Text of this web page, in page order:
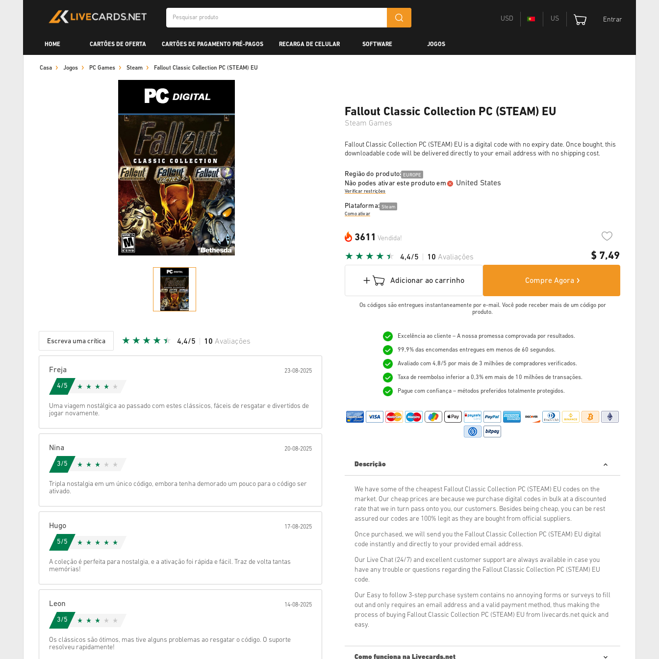
USD US Entrar
HOME CARTÕES DE OFERTA CARTÕES DE PAGAMENTO PRÉ-PAGOS RECARGA DE CELULAR SOFTWARE JOGOS
Casa Jogos PC Games Steam Fallout Classic Collection PC (STEAM) EU
Escreva uma crítica 4,4/5 10 Avaliações
Cancelar
Freja 23-08-2025
4/5
Uma viagem nostálgica ao passado com estes clássicos, fáceis de resgatar e divertidos de
jogar novamente.
Nina 20-08-2025
3/5
Tripla nostalgia em um único código, embora tenha demorado um pouco para o código ser
ativado.
Hugo 17-08-2025
5/5
A coleção é perfeita para nostalgia, e a ativação foi rápida e fácil. Traz de volta tantas
memórias!
Leon 14-08-2025
3/5
Os clássicos são ótimos, mas tive alguns problemas ao resgatar o código. O suporte
resolveu rapidamente!
Fallout Classic Collection PC (STEAM) EU
Steam Games
Fallout Classic Collection PC (STEAM) EU is a digital code with no expiry date. Once bought, this
downloadable code will be delivered directly to your email address with no shipping cost.
Região do produto: EUROPE
Não podes ativar este produto em United States
Verificar restrições
Plataforma: Steam
Como ativar
3611 Vendida!
$ 7,49
4,4/5 10 Avaliações
Adicionar ao carrinho Compre Agora
Os códigos são entregues instantaneamente por e-mail. Você pode receber mais de um código por
produto.
Excelência ao cliente – A nossa promessa comprovada por resultados.
99,9% das encomendas entregues em menos de 60 segundos.
Avaliado com 4,8/5 por mais de 3 milhões de compradores verificados.
Taxa de reembolso inferior a 0,3% em mais de 10 milhões de transações.
Pague com confiança – métodos preferidos totalmente protegidos.
Descrição
We have some of the cheapest Fallout Classic Collection PC (STEAM) EU codes on the
market. Our cheap prices are because we purchase digital codes in bulk at a discounted
rate that we in turn pass onto you, our customers. Besides being cheap, you can be rest
assured our codes are 100% legit as they are bought from official suppliers.
Once purchased, we will send you the Fallout Classic Collection PC (STEAM) EU digital
code instantly and directly to your provided email address.
Our Live Chat (24/7) and excellent customer support are always available in case you
have any trouble or questions regarding the Fallout Classic Collection PC (STEAM) EU
code.
Our Easy to follow 3-step purchase system contains no annoying forms or surveys to fill
out and only requires an email address and a valid payment method, thus making the
process of buying Fallout Classic Collection PC (STEAM) EU from livecards.net quick and
easy.
Como funciona na Livecards.net